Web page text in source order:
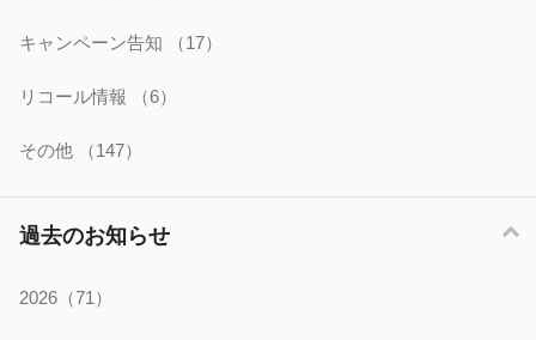
キャンペーン告知 （17）
リコール情報 （6）
その他 （147）
過去のお知らせ
2026 （71）